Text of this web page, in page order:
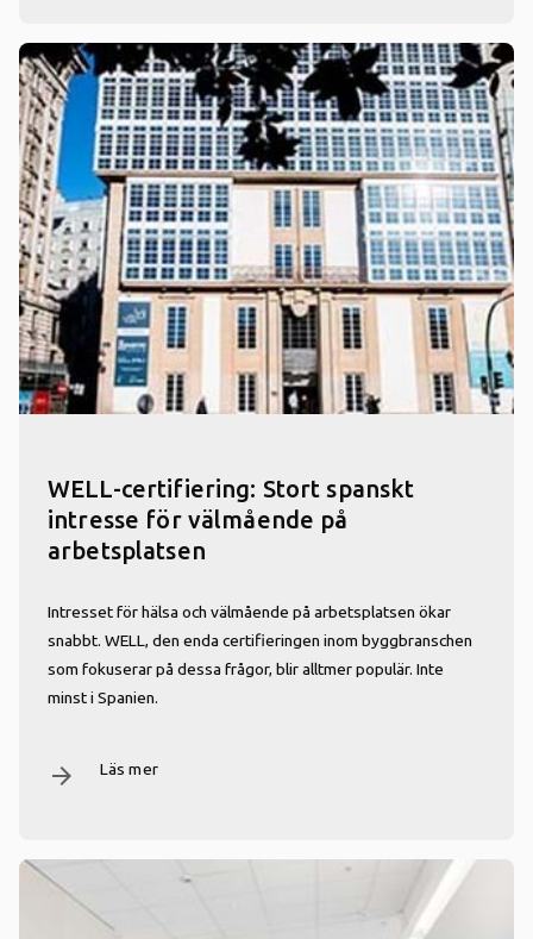
WELL-certifiering: Stort spanskt
intresse för välmående på
arbetsplatsen
Intresset för hälsa och välmående på arbetsplatsen ökar
snabbt. WELL, den enda certifieringen inom byggbranschen
som fokuserar på dessa frågor, blir alltmer populär. Inte
minst i Spanien.
arrow_forward Läs mer